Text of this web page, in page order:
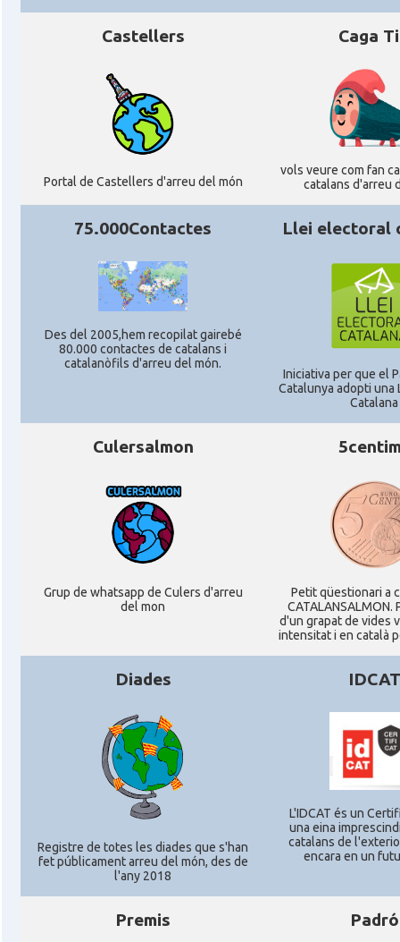
Consolat Consolat general a Munich
Consolat general a Stuttgart
Ambaixada Ambaixada espanyola a Alemanya
* + ambaixades i consolats
Castellers
Portal de Castellers d'arreu del món
Caga
vols veure com fan
catalans d'arreu
75.000Contactes
Des del 2005,hem recopilat gairebé
80.000 contactes de catalans i
catalanòfils d'arreu del món.
Llei electoral
Iniciativa per que el
Catalunya adopti una
Catalana
Culersalmon
Grup de whatsapp de Culers d'arreu
del mon
Petit qüestionari a
CATALANSALMON.
d'un grapat de vides
intensitat i en català
Diades
Registre de totes les diades que s'han
fet públicament arreu del món, des de
l'any 2018
IDCAT
L'IDCAT és un
una eina
catalans de
encara en un
Premis Padró